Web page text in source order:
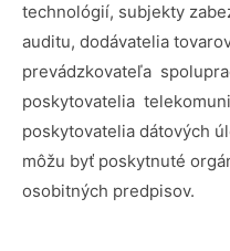
technológií, subjekty
auditu, dodávatelia
prevádzkovateľa
poskytovatelia
poskytovatelia dátových
môžu byť poskytnuté
osobitných predpisov.